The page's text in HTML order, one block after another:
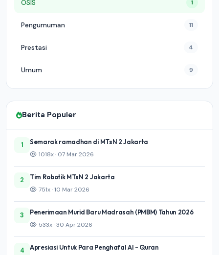
OSIS 1
Pengumuman 11
Prestasi 4
Umum 9
Berita Populer
1
Semarak ramadhan di MTsN 2 Jakarta
1018x · 07 Mar 2026
2
Tim Robotik MTsN 2 Jakarta
751x · 10 Mar 2026
3
Penerimaan Murid Baru Madrasah (PMBM) Tahun 2026
533x · 30 Apr 2026
4
Apresiasi Untuk Para Penghafal Al - Quran